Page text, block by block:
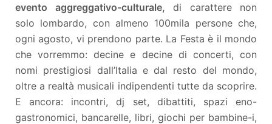
evento aggreggativo-culturale, di carattere non
solo lombardo, con almeno 100mila persone che,
ogni agosto, vi prendono parte. La Festa è il mondo
che vorremmo: decine e decine di concerti, con
nomi prestigiosi dall’Italia e dal resto del mondo,
oltre a realtà musicali indipendenti tutte da scoprire.
E ancora: incontri, dj set, dibattiti, spazi eno-
gastronomici, bancarelle, libri, giochi per bambine-i,